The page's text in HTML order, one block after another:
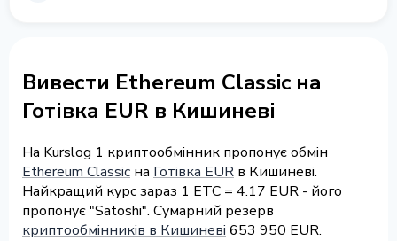
Вивести Ethereum Classic на
Готівка EUR в Кишиневі
На Kurslog 1 криптообмінник пропонує обмін
Ethereum Classic на Готівка EUR в Кишиневі.
Найкращий курс зараз 1 ETC = 4.17 EUR - його
пропонує "Satoshi". Сумарний резерв
криптообмінників в Кишиневі 653 950 EUR.